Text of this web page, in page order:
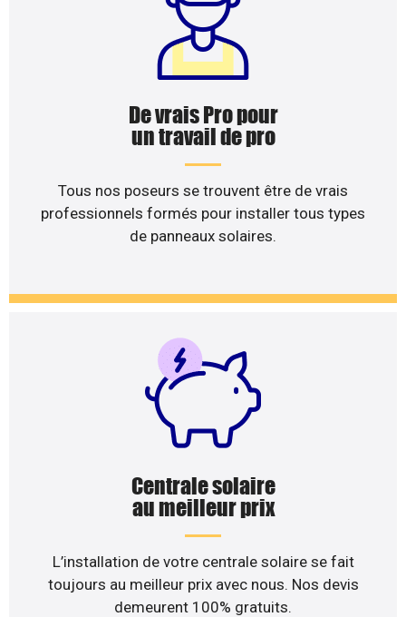
De vrais Pro pour
un travail de pro
Tous nos poseurs se trouvent être de vrais
professionnels formés pour installer tous types
de panneaux solaires.
Centrale solaire
au meilleur prix
L’installation de votre centrale solaire se fait
toujours au meilleur prix avec nous. Nos devis
demeurent 100% gratuits.